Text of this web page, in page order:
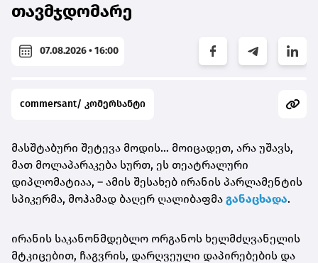
თავმჯდომარე
07.08.2026 • 16:00
commersant/ კომერსანტი
მასშტაბური შეტევა მოდის… მოიცადეთ, არა უშავს,
მათ მოლაპარაკება სურთ, ეს თეატრალური
დიპლომატიაა, – ამის შესახებ ირანის პარლამენტის
სპიკერმა, მოჰამად ბაღერ ღალიბაფმა განაცხადა.
ირანის საკანონმდებლო ორგანოს ხელმძღვანელის
მტკიცებით, ჩაგვრის, დარღვეული დაპირებების და